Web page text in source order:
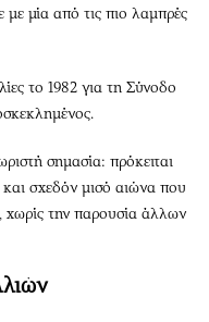
με μία από τις πιο λαμπρές
το 1982 για τη Σύνοδο
σημασία: πρόκειται
σχεδόν μισό αιώνα που
χωρίς την παρουσία άλλων